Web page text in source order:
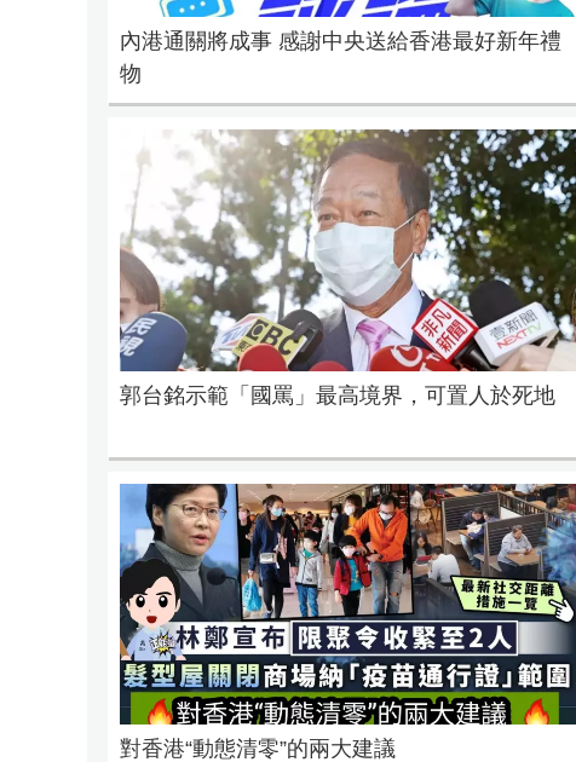
內港通關將成事 感謝中央送給香港最好新年禮
物
郭台銘示範「國罵」最高境界，可置人於死地
對香港“動態清零”的兩大建議